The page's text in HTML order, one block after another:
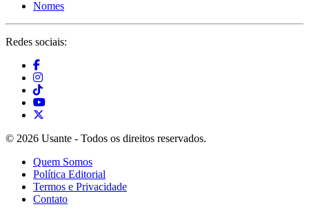
Nomes
Redes sociais:
© 2026 Usante - Todos os direitos reservados.
Quem Somos
Política Editorial
Termos e Privacidade
Contato